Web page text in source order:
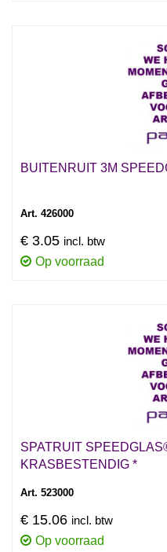
BUITENRUIT 3M
Art. 426000
€ 3.05 incl. btw
Op voorraad
SPATRUIT
KRASBESTENDIG *
Art. 523000
€ 15.06 incl. btw
Op voorraad